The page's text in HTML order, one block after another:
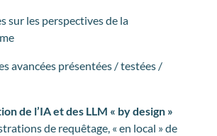
sur les perspectives de la
avancées présentées / testées /
de l’IA et des LLM « by design »
de requêtage, « en local » de